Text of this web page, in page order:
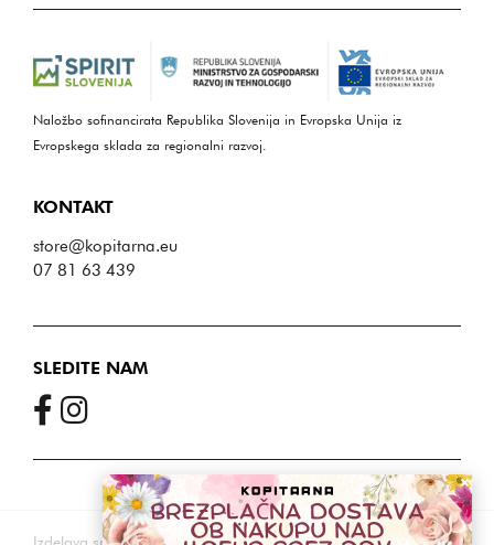
Naložbo sofinancirata Republika Slovenija in Evropska Unija iz
Evropskega sklada za regionalni razvoj.
KONTAKT
store@kopitarna.eu
07 81 63 439
SLEDITE NAM